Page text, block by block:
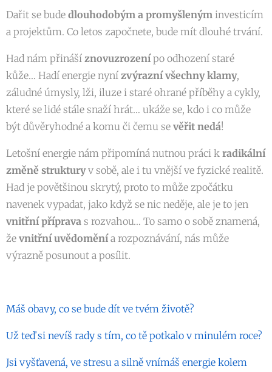
Dařit se bude dlouhodobým a promyšleným investicím
a projektům. Co letos započnete, bude mít dlouhé trvání.
Had nám přináší znovuzrozenípo odhození staré
kůže… Hadí energie nyní zvýrazní všechny klamy,
záludné úmysly, lži, iluze i staré ohrané příběhy a cykly,
které se lidé stále snaží hrát… ukáže se, kdo i co může
být důvěryhodné a komu či čemu se věřit nedá!
Letošní energie nám připomíná nutnou práci k radikální
změně strukturyv sobě, ale i tu vnější ve fyzické realitě.
Had je povětšinou skrytý, proto to může zpočátku
navenek vypadat, jako když se nic neděje, ale je to jen
vnitřní příprava s rozvahou… To samo o sobě znamená,
že vnitřní uvědoměnía rozpoznávání, nás může
výrazně posunout a posílit.
Máš obavy, co se bude dít ve tvém životě?
Už teď si nevíš rady s tím, co tě potkalo v minulém roce?
Jsi vyšťavená, ve stresu a silně vnímáš energie kolem